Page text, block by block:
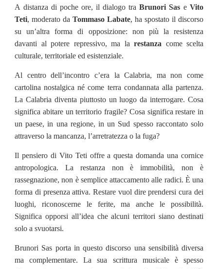
A distanza di poche ore, il dialogo tra Brunori Sas e Vito
Teti, moderato da Tommaso Labate, ha spostato il discorso
su un’altra forma di opposizione: non più la resistenza
davanti al potere repressivo, ma la restanza come scelta
culturale, territoriale ed esistenziale.
Al centro dell’incontro c’era la Calabria, ma non come
cartolina nostalgica né come terra condannata alla partenza.
La Calabria diventa piuttosto un luogo da interrogare. Cosa
significa abitare un territorio fragile? Cosa significa restare in
un paese, in una regione, in un Sud spesso raccontato solo
attraverso la mancanza, l’arretratezza o la fuga?
Il pensiero di Vito Teti offre a questa domanda una cornice
antropologica. La restanza non è immobilità, non è
rassegnazione, non è semplice attaccamento alle radici. È una
forma di presenza attiva. Restare vuol dire prendersi cura dei
luoghi, riconoscerne le ferite, ma anche le possibilità.
Significa opporsi all’idea che alcuni territori siano destinati
solo a svuotarsi.
Brunori Sas porta in questo discorso una sensibilità diversa
ma complementare. La sua scrittura musicale è spesso